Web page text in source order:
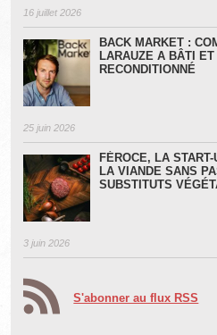
16 juillet 2026
BACK MARKET :
LARAUZE A BÂTI
RECONDITIONNÉ
25 juin 2026
FÉROCE, LA
LA VIANDE SANS
SUBSTITUTS
3 juin 2026
S'abonner au flux RSS